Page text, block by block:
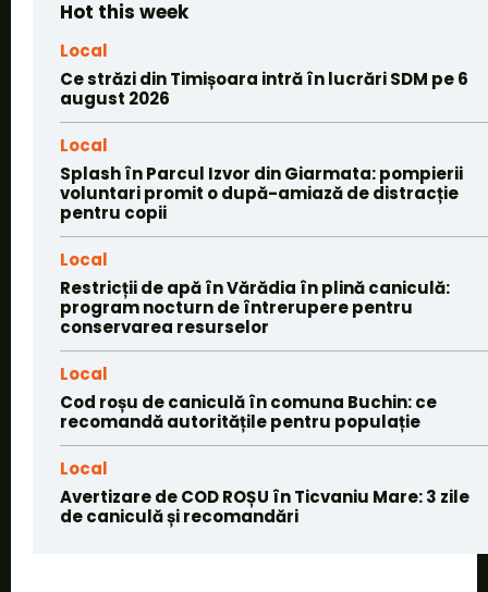
Hot this week
Local
Ce străzi din Timișoara intră în lucrări SDM pe 6
august 2026
Local
Splash în Parcul Izvor din Giarmata: pompierii
voluntari promit o după-amiază de distracție
pentru copii
Local
Restricții de apă în Vărădia în plină caniculă:
program nocturn de întrerupere pentru
conservarea resurselor
Local
Cod roșu de caniculă în comuna Buchin: ce
recomandă autoritățile pentru populație
Local
Avertizare de COD ROȘU în Ticvaniu Mare: 3 zile
de caniculă și recomandări